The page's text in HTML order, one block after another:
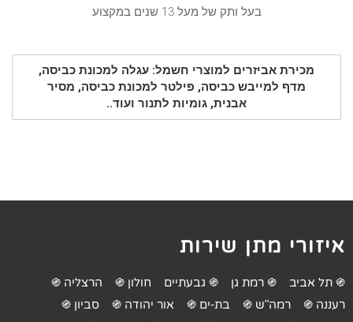
בעל ותק של מעל 13 שנים במקצוע
מכירת אביזרים למוצרי חשמל: עגלה למכונת כביסה,
מדף למייבש כביסה, פילטר למכונת כביסה, מסיר
אבנית, גומיות לתנור ועוד..
איזורי מתן שירות
֍ תל אביב ֍ רמת גן ֍ גבעתיים חולון ֍
הרצליה ֍
רעננה ֍
רמה"ש ֍ בת-ים ֍ אור יהודה ֍
סביון ֍